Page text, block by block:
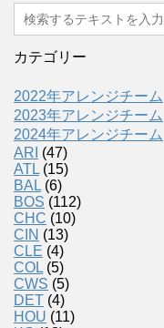
カテゴリー
2022年アレンジチーム
2023年アレンジチーム
2024年アレンジチーム
ARI (47)
ATL (15)
BAL (6)
BOS (112)
CHC (10)
CIN (13)
CLE (4)
COL (5)
CWS (5)
DET (4)
HOU (11)